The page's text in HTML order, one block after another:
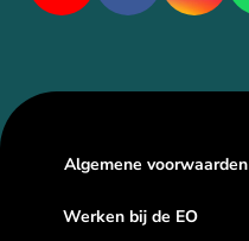
Algemene voorwaarden
Werken bij de EO